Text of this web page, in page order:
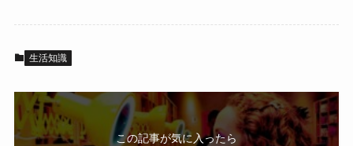
生活知識
この記事が気に入ったら